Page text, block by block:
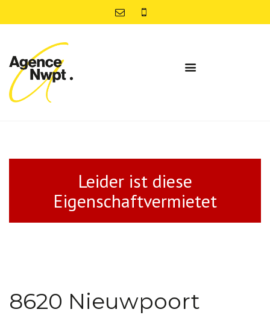
Leider ist diese
Eigenschaftvermietet
8620 Nieuwpoort